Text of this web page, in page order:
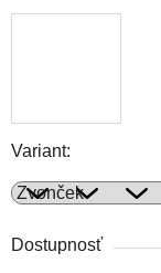
Variant:
Dostupnosť